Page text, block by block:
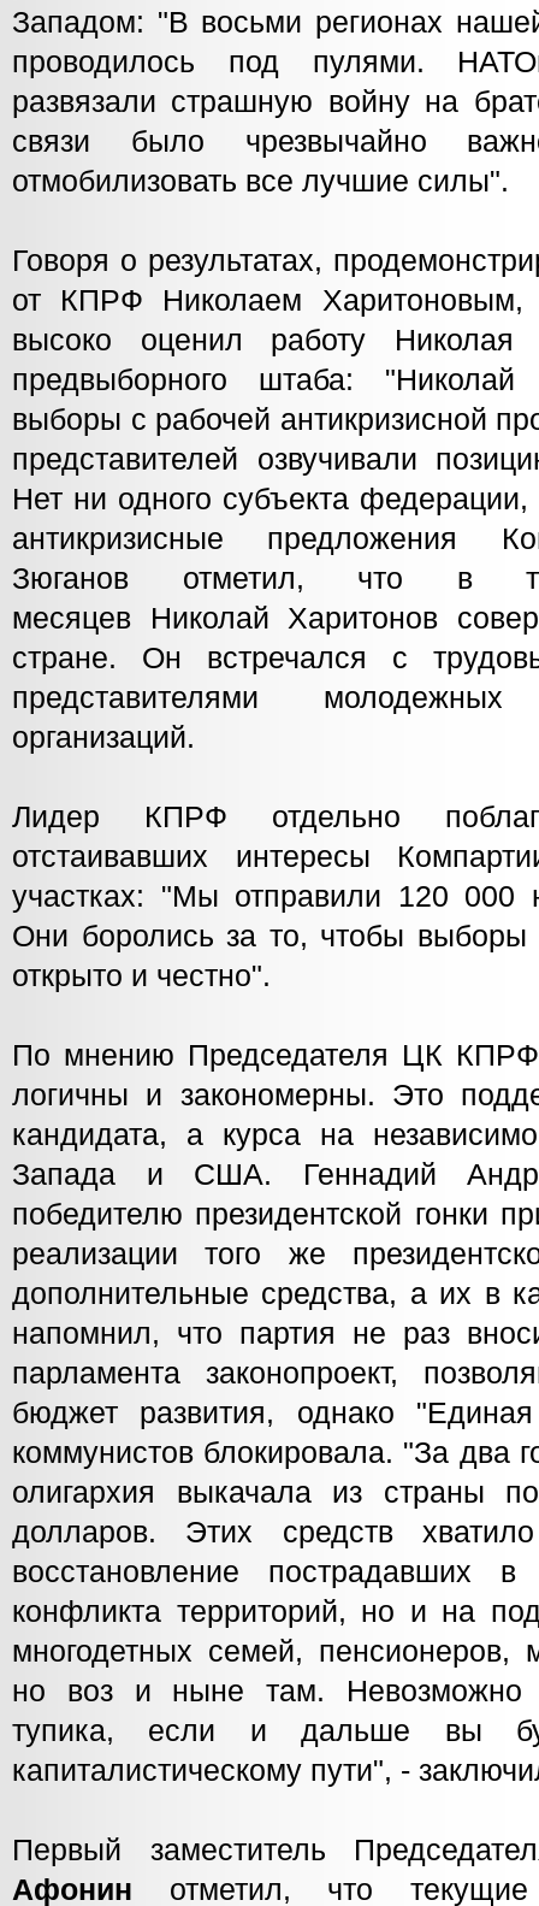
Западом: "В восьми регионах
проводилось под пулями.
развязали страшную войну на
связи было чрезвычайно
отмобилизовать все лучшие силы".
Говоря о результатах,
от КПРФ Николаем Харитоновым,
высоко оценил работу
предвыборного штаба:
выборы с рабочей антикризисной
представителей озвучивали
Нет ни одного субъекта
антикризисные предложения
Зюганов отметил, что в
месяцев Николай Харитонов
стране. Он встречался с
представителями
организаций.
Лидер КПРФ отдельно
отстаивавших интересы
участках: "Мы отправили 120 000
Они боролись за то, чтобы
открыто и честно".
По мнению Председателя ЦК
логичны и закономерны. Это
кандидата, а курса на
Запада и США. Геннадий
победителю президентской гонки
реализации того же
дополнительные средства, а их в
напомнил, что партия не раз
парламента законопроект,
бюджет развития, однако
коммунистов блокировала. "За два
олигархия выкачала из страны
долларов. Этих средств
восстановление пострадавших в
конфликта территорий, но и на
многодетных семей, пенсионеров,
но воз и ныне там. Невозможно
тупика, если и дальше вы
капиталистическому пути", -
Первый заместитель
Афонин отметил, что